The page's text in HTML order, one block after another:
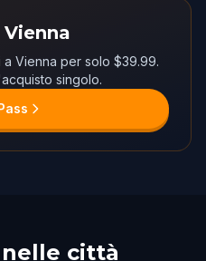
Vienna per solo $39.99.
singolo.
città